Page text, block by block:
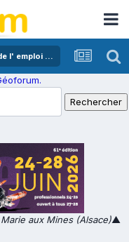
Conseils orientation et formation, marché de l' emploi en géologie
aux Mines (Alsace)▲